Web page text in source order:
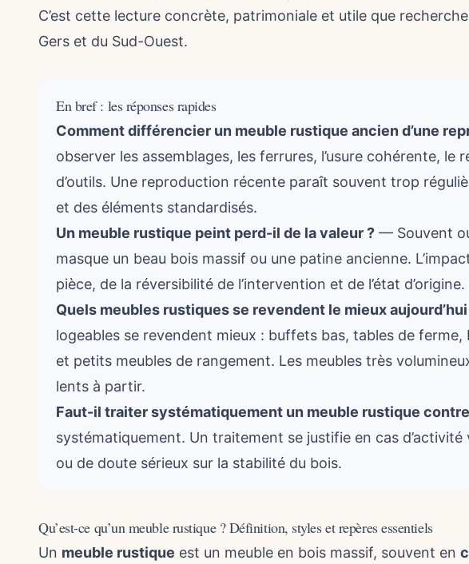
C’est cette lecture concrète, patrimoniale et utile que
Gers et du Sud-Ouest.
En bref : les réponses rapides
Comment différencier un meuble rustique ancien d’une
observer les assemblages, les ferrures, l’usure cohérente, le
d’outils. Une reproduction récente paraît souvent trop
et des éléments standardisés.
Un meuble rustique peint perd-il de la valeur ? — Souvent
masque un beau bois massif ou une patine ancienne.
pièce, de la réversibilité de l’intervention et de l’état d’origine.
Quels meubles rustiques se revendent le mieux aujourd’hui
logeables se revendent mieux : buffets bas, tables de
et petits meubles de rangement. Les meubles très
lents à partir.
Faut-il traiter systématiquement un meuble rustique
systématiquement. Un traitement se justifie en cas
ou de doute sérieux sur la stabilité du bois.
Qu’est-ce qu’un meuble rustique ? Définition, styles et repères essentiels
Un meuble rustique est un meuble en bois massif, souvent en